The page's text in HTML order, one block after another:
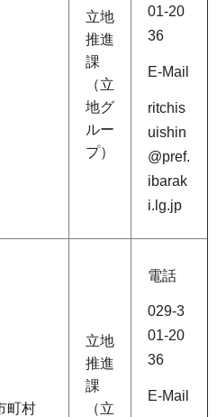
立地
推進
課
（立
地グ
ルー
プ）
01-20
36
E-Mail
ritchis
uishin
@pref.
ibarak
i.lg.jp
町村
立地
推進
課
（立
電話
029-3
01-20
36
E-Mail